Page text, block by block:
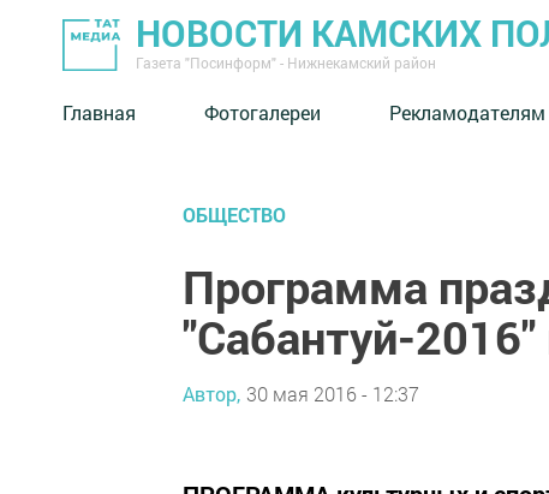
НОВОСТИ КАМСКИХ
Газета "Посинформ" - Нижнекамский район
Главная Фотогалереи Рекламодателям
ОБЩЕСТВО
Программа
"Сабантуй-
Автор, 30 мая 2016 - 12:37